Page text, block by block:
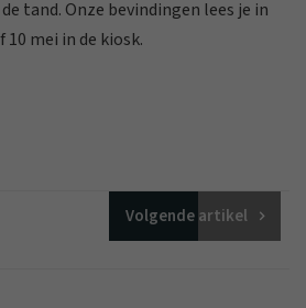
tand. Onze bevindingen lees je in
10 mei in de kiosk.
Volgendeartikel